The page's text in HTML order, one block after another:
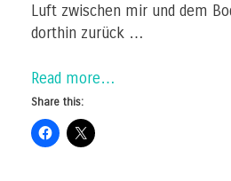
Luft zwischen mir und dem
dorthin zurück …
Read more…
Share this: